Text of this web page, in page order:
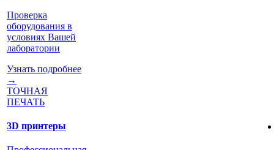
Проверка
оборудования в
условиях Вашей
лаборатории
Узнать подробнее
→
ТОЧНАЯ
ПЕЧАТЬ
3D принтеры